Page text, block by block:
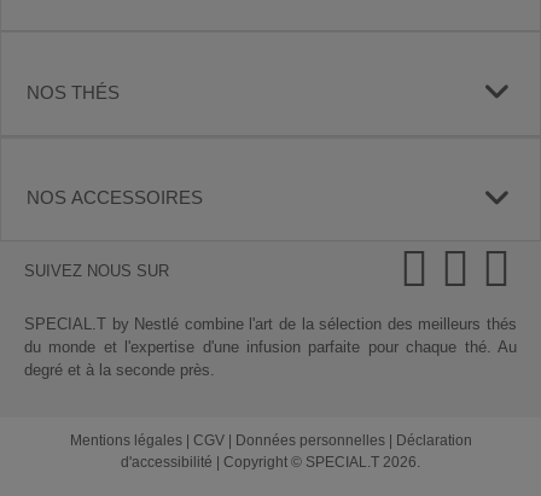
NOS THÉS
NOS ACCESSOIRES
SUIVEZ NOUS SUR
SPECIAL.T by Nestlé combine l'art de la sélection des meilleurs thés
du monde et l'expertise d'une infusion parfaite pour chaque thé. Au
degré et à la seconde près.
Mentions légales| CGV| Données personnelles|
Déclaration
d'accessibilité
Copyright © SPECIAL.T 2026.